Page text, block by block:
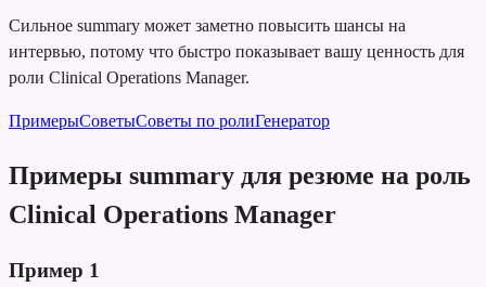
Сильное summary может заметно повысить шансы на
интервью, потому что быстро показывает вашу ценность для
роли Clinical Operations Manager.
ПримерыСоветыСоветы по ролиГенератор
Примеры summary для резюме на роль
Clinical Operations Manager
Пример 1